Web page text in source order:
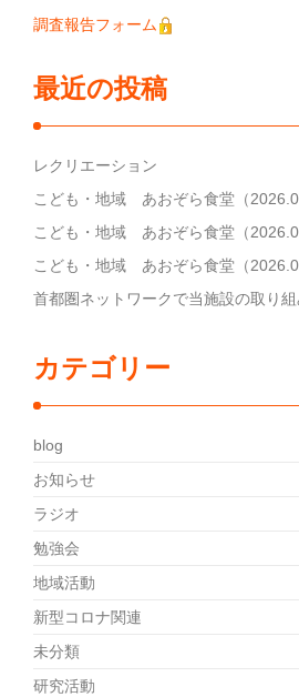
調査報告フォーム
最近の投稿
レクリエーション
こども・地域 あおぞら食堂（
こども・地域 あおぞら食堂（
こども・地域 あおぞら食堂（
首都圏ネットワークで当施設の取り
カテゴリー
blog
お知らせ
ラジオ
勉強会
地域活動
新型コロナ関連
未分類
研究活動